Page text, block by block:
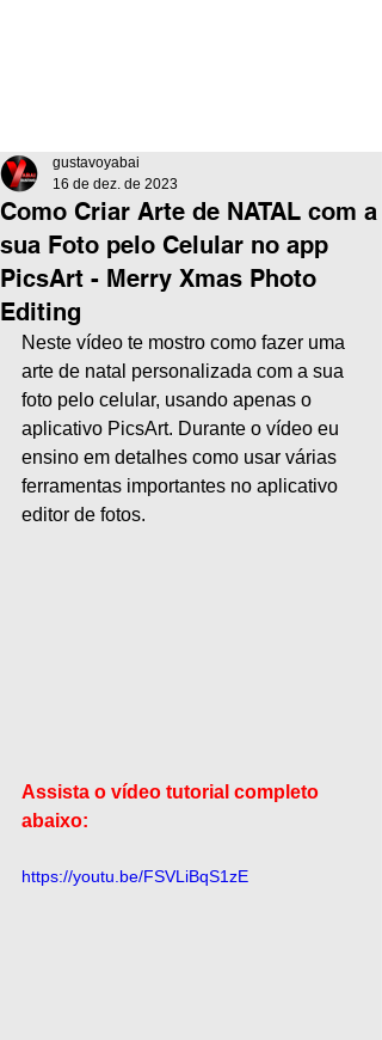
Como Criar Arte de NATAL com a
sua Foto pelo Celular no app
PicsArt - Merry Xmas Photo
Editing
gustavoyabai
16 de dez. de 2023
Neste vídeo te mostro como fazer uma
arte de natal personalizada com a sua
foto pelo celular, usando apenas o
aplicativo PicsArt. Durante o vídeo eu
ensino em detalhes como usar várias
ferramentas importantes no aplicativo
editor de fotos.
Assista o vídeo tutorial completo
abaixo:
https://youtu.be/FSVLiBqS1zE